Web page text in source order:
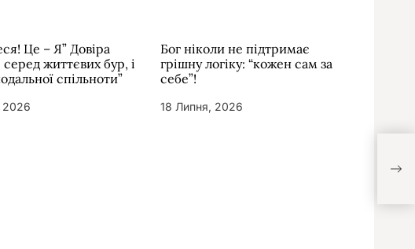
Це – Я” Довіра
серед життєвих бур, і
спільноти”
2026
Бог ніколи не підтримає
грішну логіку: “кожен сам за
себе”!
18 Липня, 2026